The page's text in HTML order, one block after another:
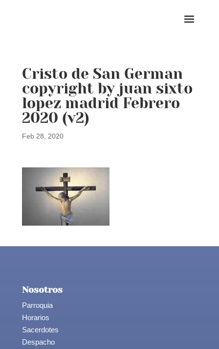
Cristo de San German
copyright by juan sixto
lopez madrid Febrero
2020 (v2)
Feb 28, 2020
Nosotros
Parroquia
Horarios
Sacerdotes
Despacho